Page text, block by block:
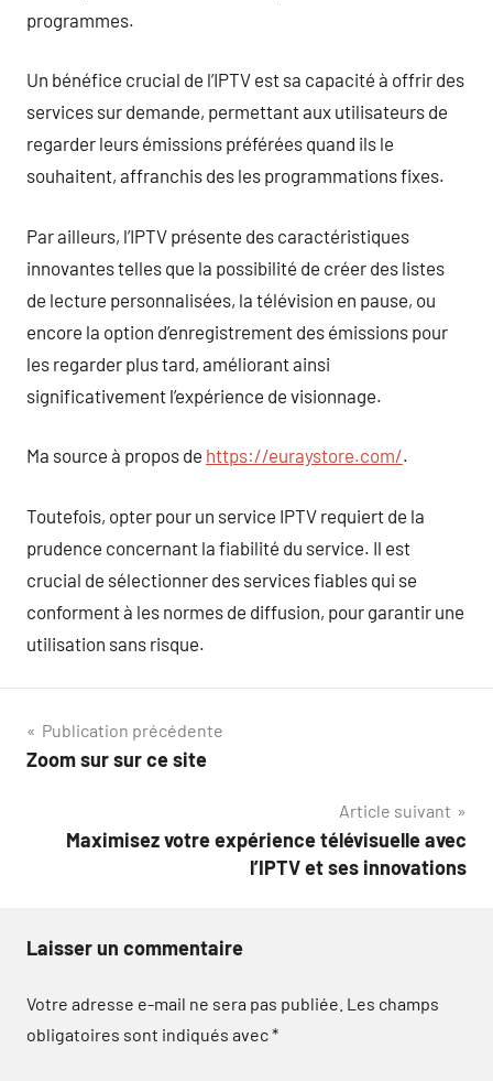
programmes.
Un bénéfice crucial de l’IPTV est sa capacité à offrir des
services sur demande, permettant aux utilisateurs de
regarder leurs émissions préférées quand ils le
souhaitent, affranchis des les programmations fixes.
Par ailleurs, l’IPTV présente des caractéristiques
innovantes telles que la possibilité de créer des listes
de lecture personnalisées, la télévision en pause, ou
encore la option d’enregistrement des émissions pour
les regarder plus tard, améliorant ainsi
significativement l’expérience de visionnage.
Ma source à propos de https://euraystore.com/.
Toutefois, opter pour un service IPTV requiert de la
prudence concernant la fiabilité du service. Il est
crucial de sélectionner des services fiables qui se
conforment à les normes de diffusion, pour garantir une
utilisation sans risque.
Navigation
de
Publication précédente
Zoom sur sur ce site
Article suivant
Maximisez votre expérience télévisuelle avec
l’IPTV et ses innovations
Laisser un commentaire
Votre adresse e-mail ne sera pas publiée. Les champs
obligatoires sont indiqués avec*